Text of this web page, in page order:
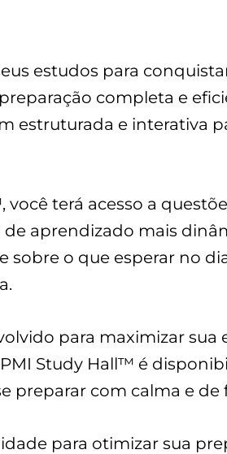
estudos para
completa e
estruturada e interativa
você terá acesso a
aprendizado mais
sobre o que esperar no
para maximizar
Study Hall™ é
preparar com calma e
para otimizar sua